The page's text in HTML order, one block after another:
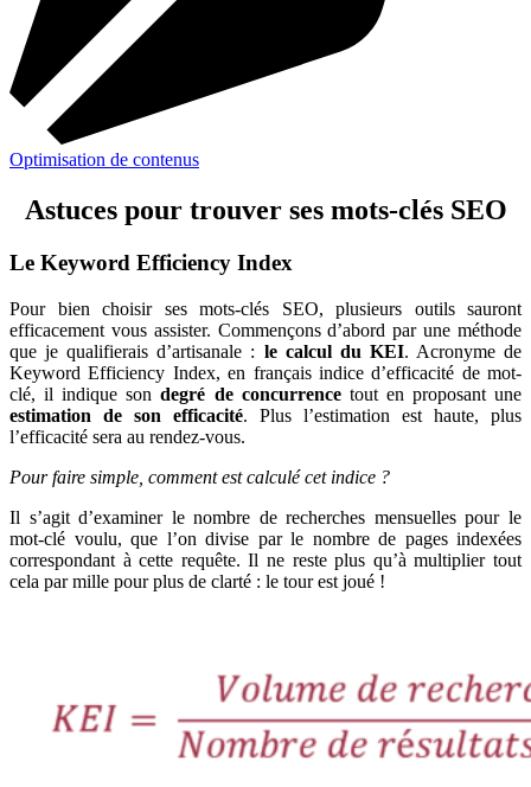
Optimisation de contenus
Astuces pour trouver ses mots-clés SEO
Le Keyword Efficiency Index
Pour bien choisir ses mots-clés SEO, plusieurs outils sauront
efficacement vous assister. Commençons d’abord par une méthode
que je qualifierais d’artisanale : le calcul du KEI. Acronyme de
Keyword Efficiency Index, en français indice d’efficacité de mot-
clé, il indique sondegré de concurrencetout en proposant une
estimation de son efficacité. Plus l’estimation est haute, plus
l’efficacité sera au rendez-vous.
Pour faire simple, comment est calculé cet indice ?
Il s’agit d’examiner le nombre de recherches mensuelles pour le
mot-clé voulu, que l’on divise par le nombre de pages indexées
correspondant à cette requête. Il ne reste plus qu’à multiplier tout
cela par mille pour plus de clarté : le tour est joué !